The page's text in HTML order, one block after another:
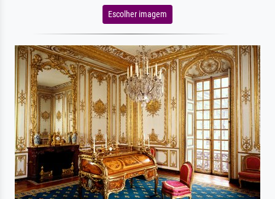
Escolher imagem